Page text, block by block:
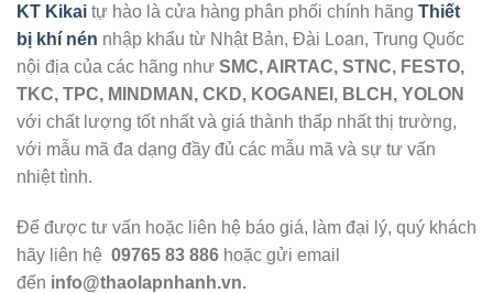
KT Kikai tự hào là cửa hàng phân phối chính hãng Thiết
bị khí nén nhập khẩu từ Nhật Bản, Đài Loan, Trung Quốc
nội địa của các hãng như SMC, AIRTAC, STNC, FESTO,
TKC, TPC, MINDMAN, CKD, KOGANEI, BLCH, YOLON
với chất lượng tốt nhất và giá thành thấp nhất thị trường,
với mẫu mã đa dạng đầy đủ các mẫu mã và sự tư vấn
nhiệt tình.
Để được tư vấn hoặc liên hệ báo giá, làm đại lý, quý khách
hãy liên hệ 09765 83 886 hoặc gửi email
đến info@thaolapnhanh.vn.